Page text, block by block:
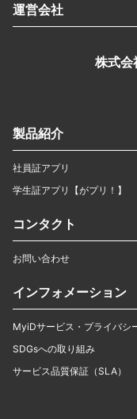
運営会社
株式会
製品紹介
社員証アプリ
学生証アプリ【がプリ！】
コンタクト
お問い合わせ
インフォメーション
MyiDサービス・プライバシ
SDGsへの取り組み
サービス品質保証（SLA）